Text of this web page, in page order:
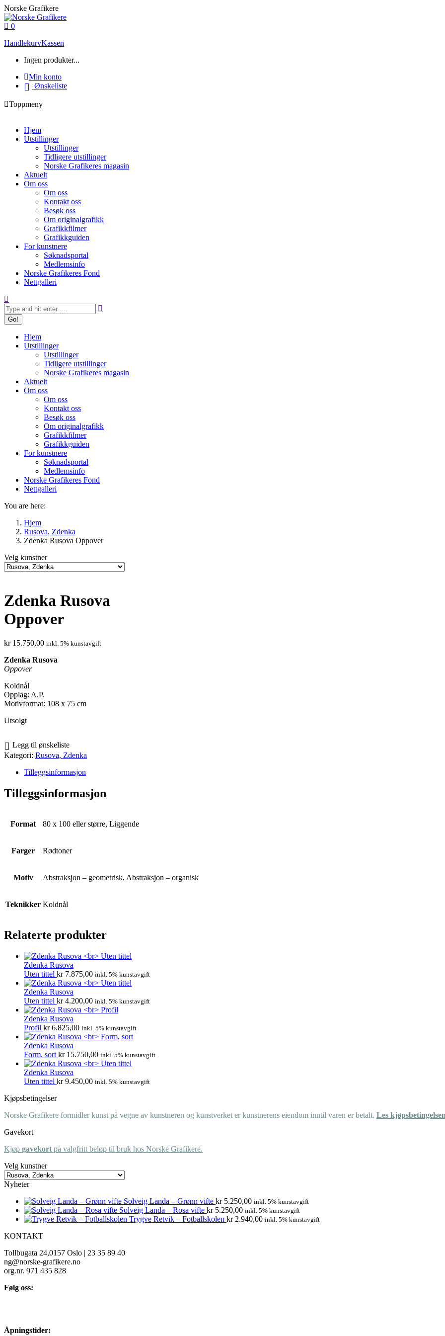
Skip
to
content
Norske Grafikere
0
HandlekurvKassen
Ingen produkter...
Min konto
Ønskeliste
Toppmeny
Hjem
Utstillinger
Utstillinger
Tidligere utstillinger
Norske Grafikeres magasin
Aktuelt
Om oss
Om oss
Kontakt oss
Besøk oss
Om originalgrafikk
Grafikkfilmer
Grafikkguiden
For kunstnere
Søknadsportal
Medlemsinfo
Norske Grafikeres Fond
Nettgalleri
Search:
Hjem
Utstillinger
Utstillinger
Tidligere utstillinger
Norske Grafikeres magasin
Aktuelt
Om oss
Om oss
Kontakt oss
Besøk oss
Om originalgrafikk
Grafikkfilmer
Grafikkguiden
For kunstnere
Søknadsportal
Medlemsinfo
Norske Grafikeres Fond
Nettgalleri
You are here:
Hjem
Rusova, Zdenka
Zdenka Rusova Oppover
Velg kunstner
Zdenka Rusova
Oppover
kr15.750,00 inkl. 5% kunstavgift
Zdenka Rusova
Oppover
Koldnål
Opplag: A.P.
Motivformat: 108 x 75 cm
Utsolgt
Legg til ønskeliste
Kategori: Rusova, Zdenka
Tilleggsinformasjon
Tilleggsinformasjon
Format 80 x 100 eller større, Liggende
Farger Rødtoner
Motiv Abstraksjon – geometrisk, Abstraksjon – organisk
Teknikker Koldnål
Relaterte produkter
Zdenka Rusova
Uten tittel kr7.875,00 inkl. 5% kunstavgift
Zdenka Rusova
Uten tittel kr4.200,00 inkl. 5% kunstavgift
Zdenka Rusova
Profil kr6.825,00 inkl. 5% kunstavgift
Zdenka Rusova
Form, sort kr15.750,00 inkl. 5% kunstavgift
Zdenka Rusova
Uten tittel kr9.450,00 inkl. 5% kunstavgift
Kjøpsbetingelser
Norske Grafikere formidler kunst på vegne av kunstneren og kunstverket er kunstnerens eiendom inntil varen er betalt. Les
Gavekort
Kjøp gavekort på valgfritt beløp til bruk hos Norske Grafikere.
Velg kunstner
Nyheter
Solveig Landa – Grønn vifte kr5.250,00 inkl. 5% kunstavgift
Solveig Landa – Rosa vifte kr5.250,00 inkl. 5% kunstavgift
Trygve Retvik – Fotballskolen kr2.940,00 inkl. 5% kunstavgift
KONTAKT
Tollbugata 24,0157 Oslo | 23 35 89 40
ng@norske-grafikere.no
org.nr. 971 435 828
Følg oss:
Åpningstider: